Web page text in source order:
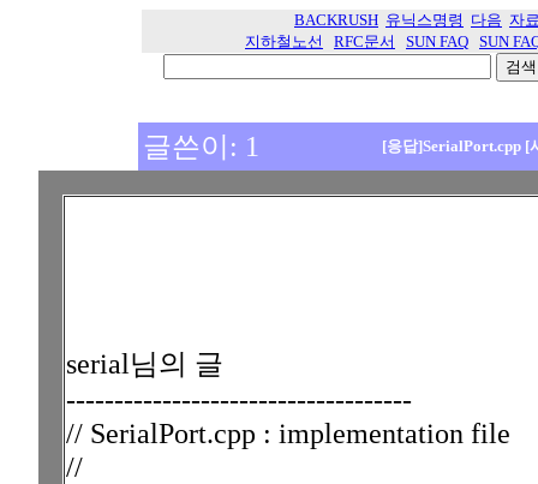
BACKRUSH 유닉스명령 다음 자
지하철노선
RFC문서 SUN FAQ SUN
글쓴이: 1 [응답]SerialPort.cpp [
serial님의 글
------------------------------------
// SerialPort.cpp : implementation file
//